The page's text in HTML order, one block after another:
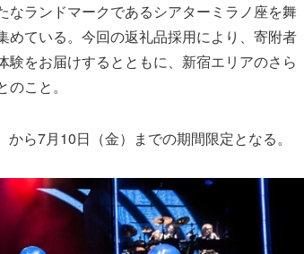
ランドマークであるシアターミラノ座を舞
ている。今回の返礼品採用により、寄附者
をお届けするとともに、新宿エリアのさら
こと。
ら7月10日（金）までの期間限定となる。